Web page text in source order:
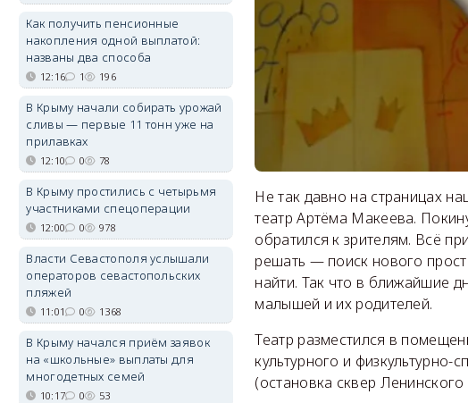
Не так давно на страницах
театр Артёма Макеева.
обратился к зрителям. Всё
решать — поиск нового
найти. Так что в ближайшие
малышей и их родителей.
Театр разместился в
культурного и
(остановка сквер
Как получить пенсионные
накопления одной выплатой:
названы два способа
12:16 1 196
В Крыму начали собирать урожай
сливы — первые 11 тонн уже на
прилавках
12:10 0 78
В Крыму простились с четырьмя
участниками спецоперации
12:00 0 978
Власти Севастополя услышали
операторов севастопольских
пляжей
11:01 0 1368
В Крыму начался приём заявок
на «школьные» выплаты для
многодетных семей
10:17 0 53